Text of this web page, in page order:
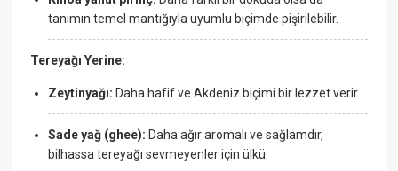
tanımın temel mantığıyla uyumlu biçimde pişirilebilir.
Tereyağı Yerine:
Zeytinyağı: Daha hafif ve Akdeniz biçimi bir lezzet verir.
Sade yağ (ghee): Daha ağır aromalı ve sağlamdır,
bilhassa tereyağı sevmeyenler için ülkü.